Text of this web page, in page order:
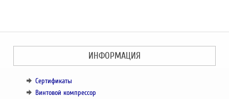
ИНФОРМАЦИЯ
Сертификаты
Винтовой компрессор